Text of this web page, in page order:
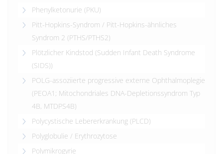
Phenylketonurie (PKU)
Pitt-Hopkins-Syndrom / Pitt-Hopkins-ähnliches
Syndrom 2 (PTHS/PTHS2)
Plötzlicher Kindstod (Sudden Infant Death Syndrome
(SIDS))
POLG-assoziierte progressive externe Ophthalmoplegie
(PEOA1; Mitochondriales DNA-Depletionssyndrom Typ
4B, MTDPS4B)
Polycystische Lebererkrankung (PLCD)
Polyglobulie / Erythrozytose
Polymikrogyrie